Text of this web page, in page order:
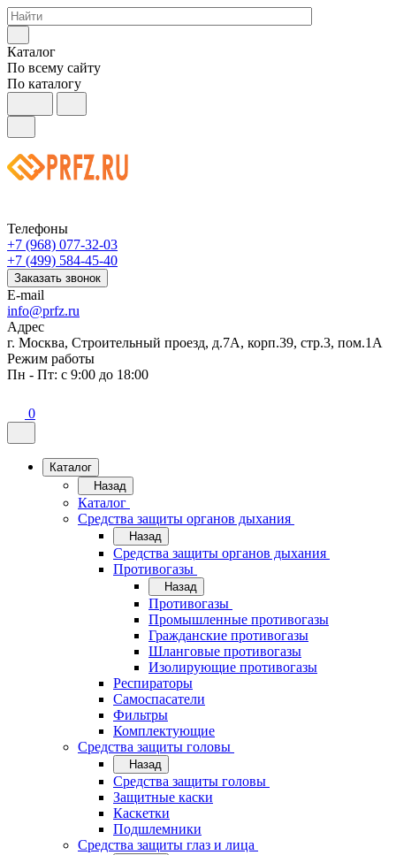
Каталог
По всему сайту
По каталогу
Телефоны
+7 (968) 077-32-03
+7 (499) 584-45-40
Заказать звонок
E-mail
info@prfz.ru
Адрес
г. Москва, Строительный проезд, д.7А, корп.39, стр.3, пом.1А
Режим работы
Пн - Пт: с 9:00 до 18:00
0
Каталог
Назад
Каталог
Средства защиты органов дыхания
Назад
Средства защиты органов дыхания
Противогазы
Назад
Противогазы
Промышленные противогазы
Гражданские противогазы
Шланговые противогазы
Изолирующие противогазы
Респираторы
Самоспасатели
Фильтры
Комплектующие
Средства защиты головы
Назад
Средства защиты головы
Защитные каски
Каскетки
Подшлемники
Средства защиты глаз и лица